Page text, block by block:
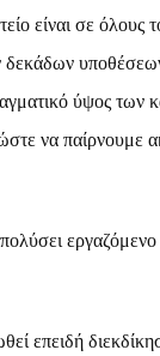
είναι σε όλους
ύψος
ώστε να
επειδή